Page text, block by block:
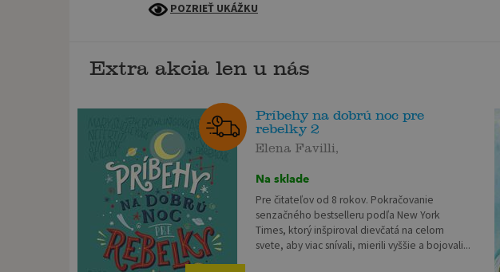
POZRIEŤ UKÁŽKU
Extra akcia len u nás
Príbehy na dobrú noc pre
rebelky 2
Elena Favilli,
Na sklade
Pre čitateľov od 8 rokov. Pokračovanie
senzačného bestselleru podľa New York
Times, ktorý inšpiroval dievčatá na celom
svete, aby viac snívali, mierili vyššie a bojovali...